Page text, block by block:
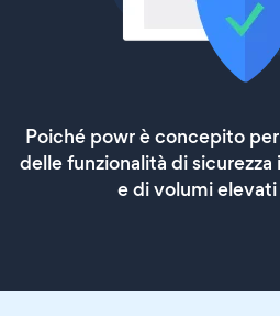
Poiché powr è concepito
delle funzionalità di
e di volumi